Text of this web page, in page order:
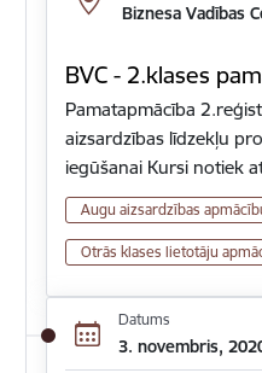
Biznesa Vadības
BVC - 2.klases
Pamatapmācība
aizsardzības līdzekļu
iegūšanai Kursi notiek
Augu aizsardzības
Otrās klases lietotāju
Datums
3. novembris,